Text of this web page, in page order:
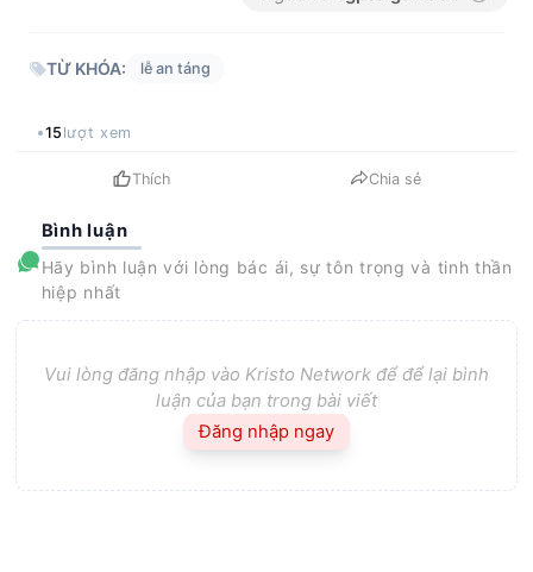
TỪ KHÓA: lễ an táng
15 lượt xem
Thích Chia sẻ
Bình luận
Hãy bình luận với lòng bác ái, sự tôn trọng và tinh thần
hiệp nhất
Vui lòng đăng nhập vào Kristo Network để để lại bình
luận của bạn trong bài viết
Đăng nhập ngay